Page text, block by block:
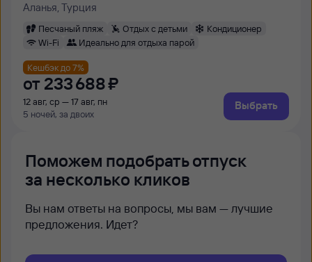
Аланья, Турция
Песчаный пляж Отдых с детьми
Кондиционер
Wi-Fi
Идеально для отдыха парой
Кешбэк до 7%
от 233 ⁠688 ⁠₽
12 авг, ср — 17 авг, пн
5 ночей, за двоих
Выбрать
Поможем подобрать отпуск
за несколько кликов
Вы нам ответы на вопросы, мы вам — лучшие
предложения. Идет?